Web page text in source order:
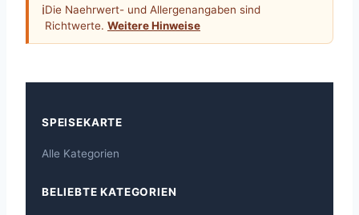
ℹDie Naehrwert- und Allergenangaben sind
Richtwerte. Weitere Hinweise
SPEISEKARTE
Alle Kategorien
BELIEBTE KATEGORIEN